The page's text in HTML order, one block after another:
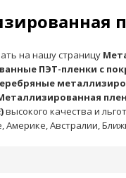
на нашу страницу
ПЭТ-пленки с
высокого качества и
Америке, Австралии,